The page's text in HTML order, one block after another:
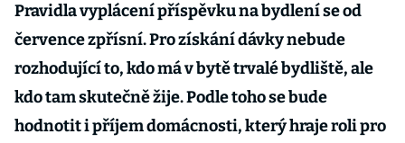
Pravidla vyplácení příspěvku na bydlení se od
července zpřísní. Pro získání dávky nebude
rozhodující to, kdo má v bytě trvalé bydliště, ale
kdo tam skutečně žije. Podle toho se bude
hodnotit i příjem domácnosti, který hraje roli pro